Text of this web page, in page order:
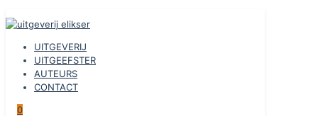
UITGEVERIJ
UITGEEFSTER
AUTEURS
CONTACT
0